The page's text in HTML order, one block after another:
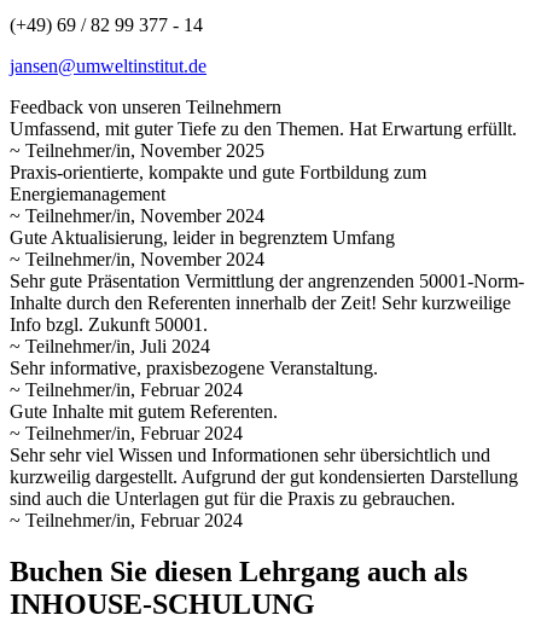
(+49) 69 / 82 99 377 - 14
jansen@umweltinstitut.de
Feedback von unseren Teilnehmern
Umfassend, mit guter Tiefe zu den Themen. Hat Erwartung erfüllt.
~ Teilnehmer/in, November 2025
Praxis-orientierte, kompakte und gute Fortbildung zum
Energiemanagement
~ Teilnehmer/in, November 2024
Gute Aktualisierung, leider in begrenztem Umfang
~ Teilnehmer/in, November 2024
Sehr gute Präsentation Vermittlung der angrenzenden 50001-Norm-
Inhalte durch den Referenten innerhalb der Zeit! Sehr kurzweilige
Info bzgl. Zukunft 50001.
~ Teilnehmer/in, Juli 2024
Sehr informative, praxisbezogene Veranstaltung.
~ Teilnehmer/in, Februar 2024
Gute Inhalte mit gutem Referenten.
~ Teilnehmer/in, Februar 2024
Sehr sehr viel Wissen und Informationen sehr übersichtlich und
kurzweilig dargestellt. Aufgrund der gut kondensierten Darstellung
sind auch die Unterlagen gut für die Praxis zu gebrauchen.
~ Teilnehmer/in, Februar 2024
Buchen Sie diesen Lehrgang auch als
INHOUSE-SCHULUNG